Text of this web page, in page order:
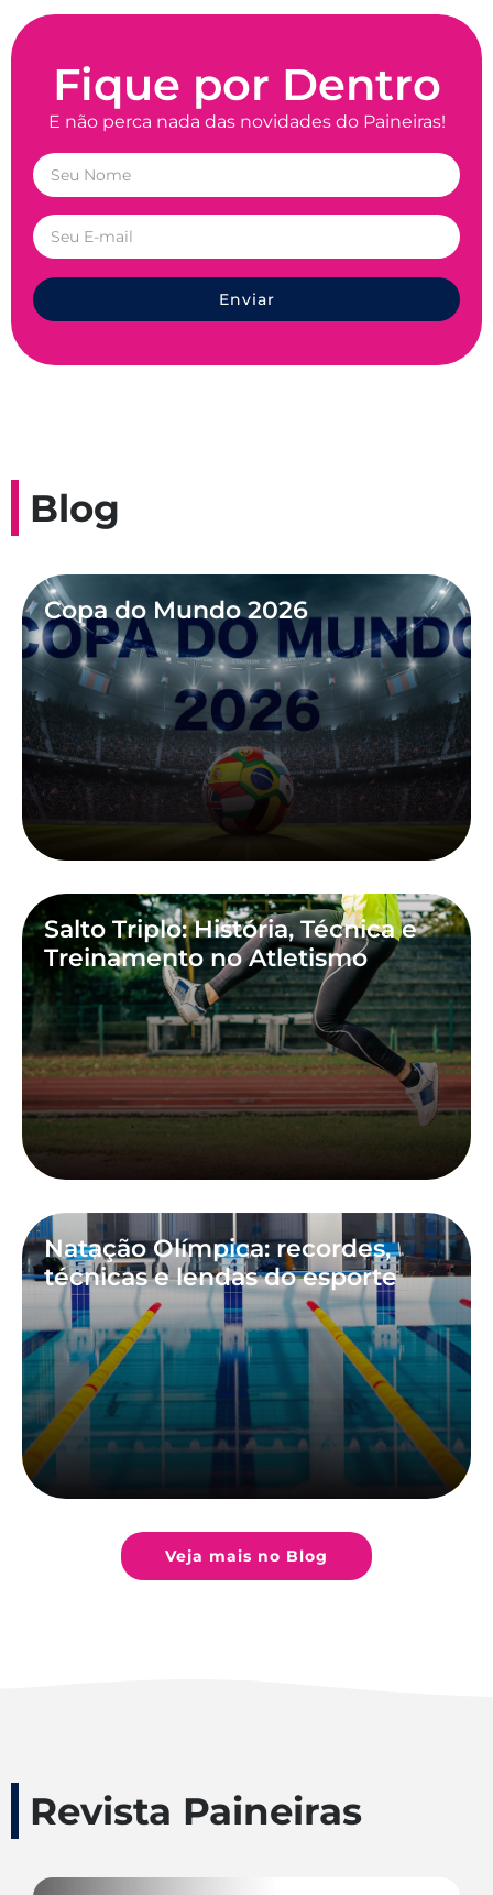
Fique por Dentro
E não perca nada das novidades do Paineiras!
Enviar
Blog
Copa do Mundo 2026
Salto Triplo: História, Técnica e
Treinamento no Atletismo
Natação Olímpica: recordes,
técnicas e lendas do esporte
Veja mais no Blog
Revista Paineiras